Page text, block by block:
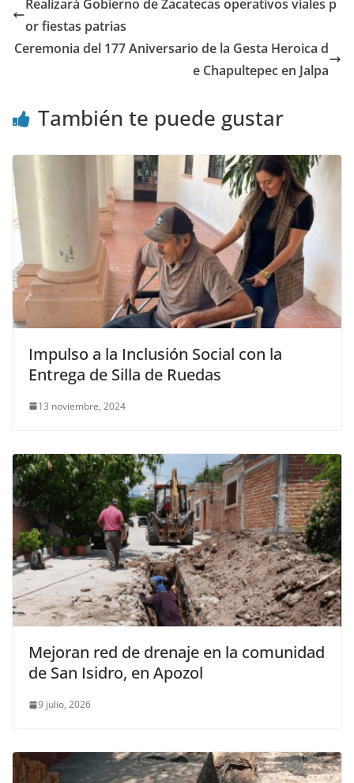
Realizará Gobierno de Zacatecas operativos viales p
or fiestas patrias
Ceremonia del 177 Aniversario de la Gesta Heroica d
e Chapultepec en Jalpa
También te puede gustar
Impulso a la Inclusión Social con la
Entrega de Silla de Ruedas
13 noviembre, 2024
Mejoran red de drenaje en la comunidad
de San Isidro, en Apozol
9 julio, 2026